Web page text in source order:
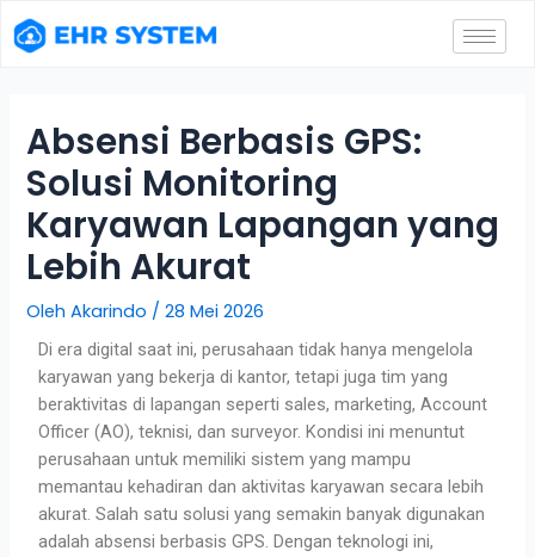
Absensi Berbasis GPS:
Solusi Monitoring
Karyawan Lapangan yang
Lebih Akurat
OlehAkarindo /28 Mei 2026
Di era digital saat ini, perusahaan tidak hanya mengelola
karyawan yang bekerja di kantor, tetapi juga tim yang
beraktivitas di lapangan seperti sales, marketing, Account
Officer (AO), teknisi, dan surveyor. Kondisi ini menuntut
perusahaan untuk memiliki sistem yang mampu
memantau kehadiran dan aktivitas karyawan secara lebih
akurat.Salah satu solusi yang semakin banyak digunakan
adalahabsensi berbasis GPS. Dengan teknologi ini,